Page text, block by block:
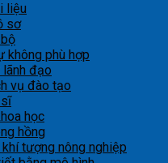
liệu
sơ
không phù hợp
đạo
vụ đào tạo
học
hồng
tượng nông nghiệp